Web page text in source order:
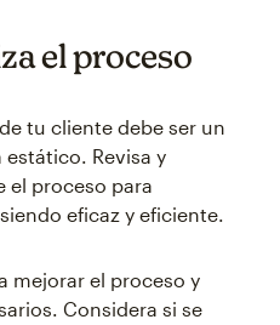
el proceso
tu cliente debe ser un
Revisa y
el proceso para
eficaz y eficiente.
mejorar el proceso y
Considera si se